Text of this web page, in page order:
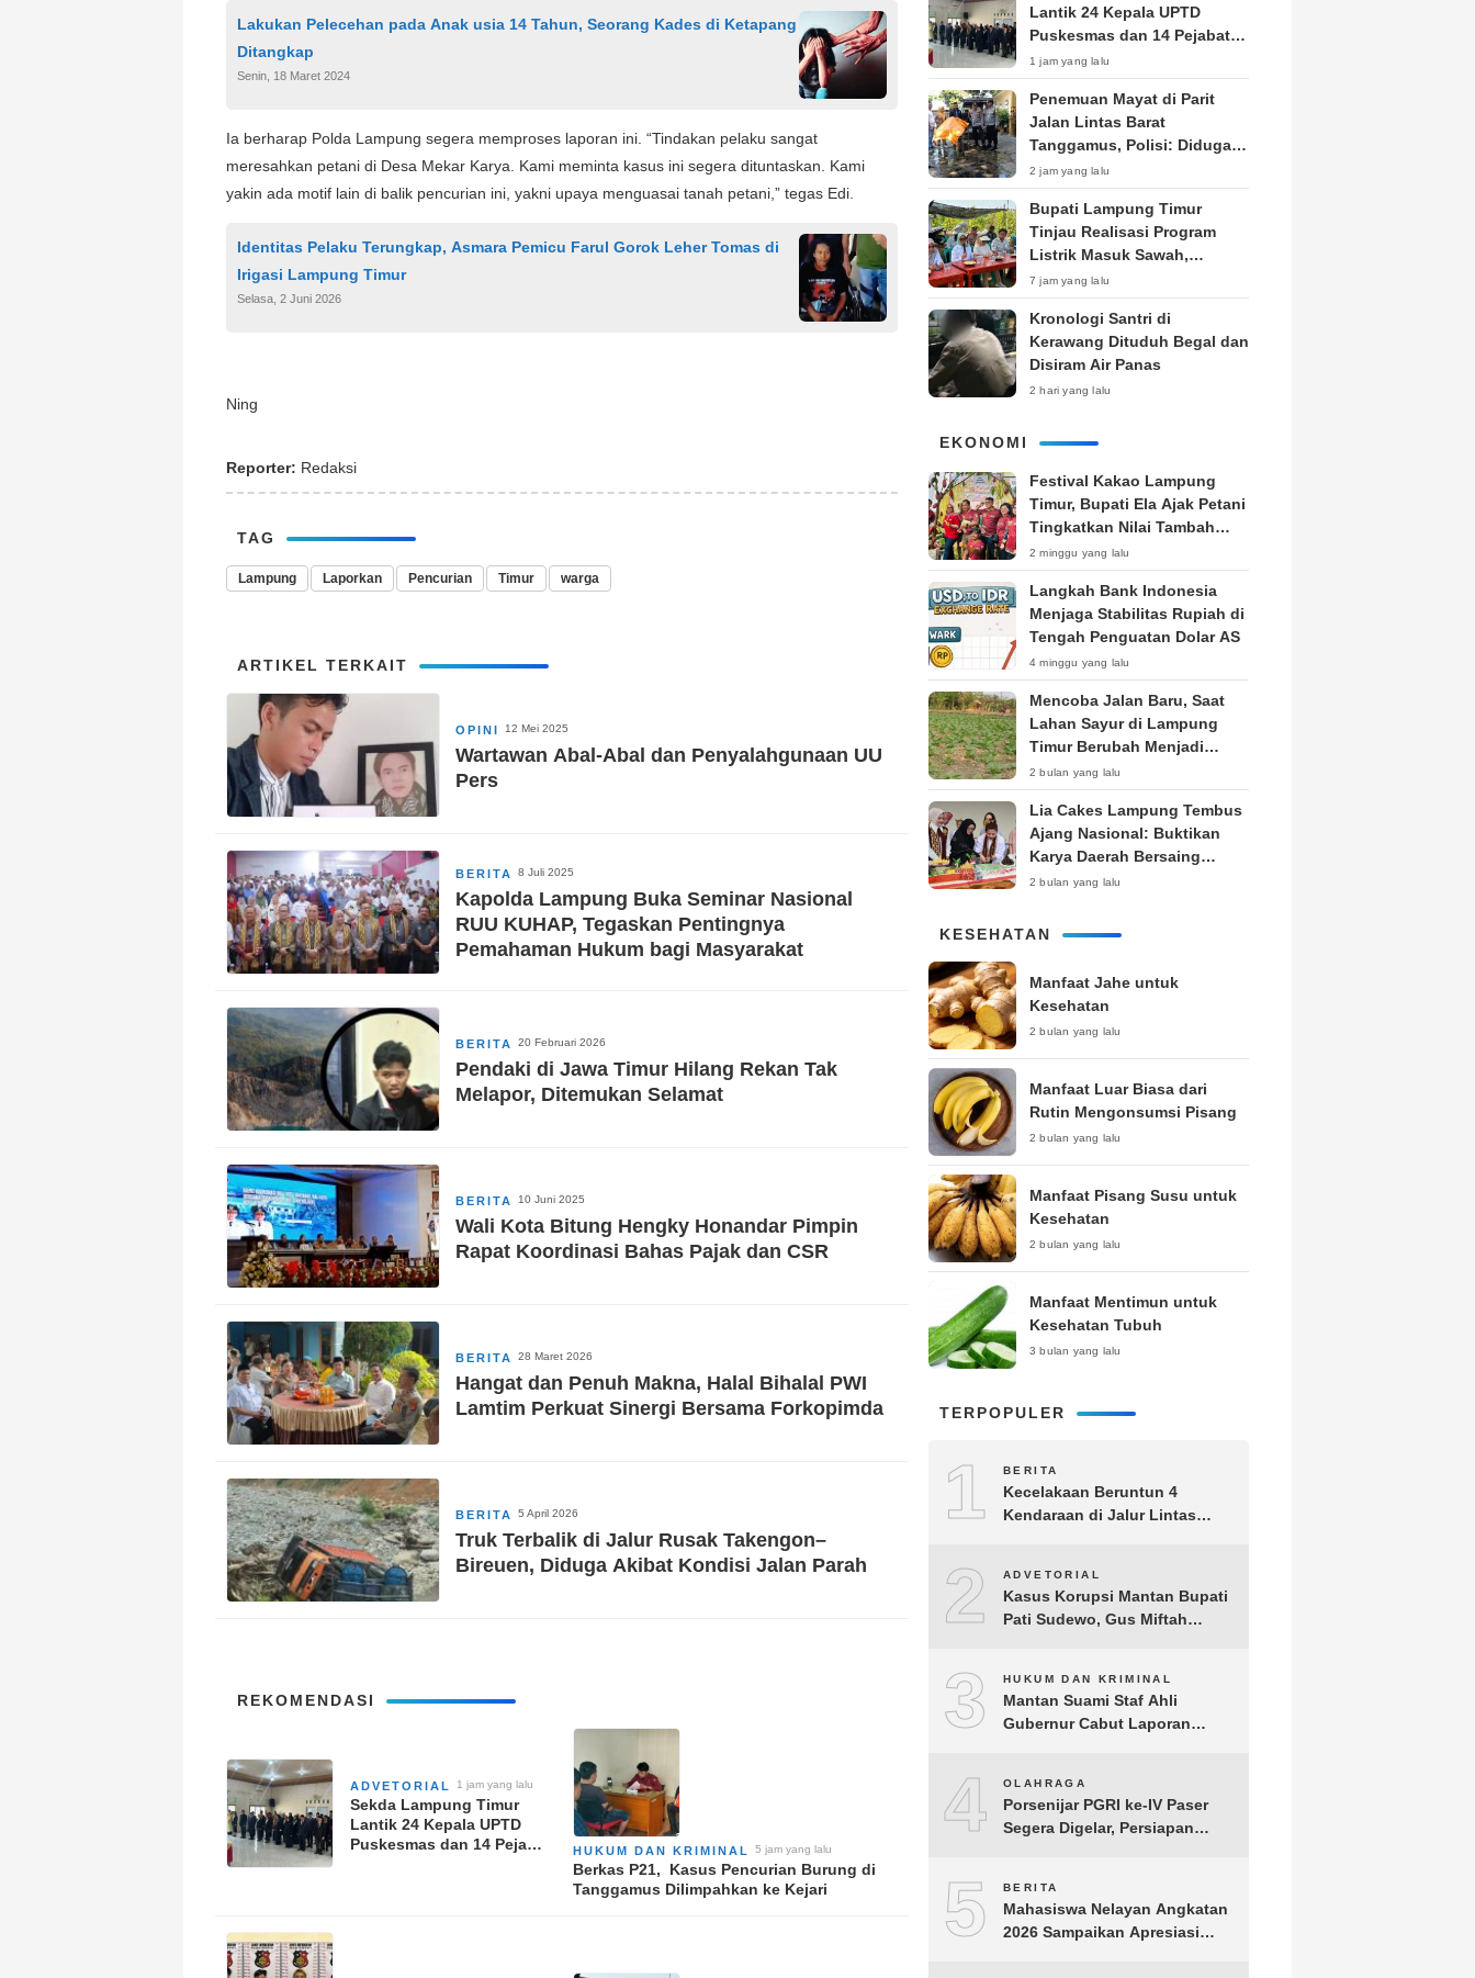
Lakukan Pelecehan pada Anak usia 14 Tahun, Seorang Kades di Ketapang
Ditangkap
Senin, 18 Maret 2024
Ia berharap Polda Lampung segera memproses laporan ini. “Tindakan pelaku sangat
meresahkan petani di Desa Mekar Karya. Kami meminta kasus ini segera dituntaskan. Kami
yakin ada motif lain di balik pencurian ini, yakni upaya menguasai tanah petani,” tegas Edi.
Identitas Pelaku Terungkap, Asmara Pemicu Farul Gorok Leher Tomas di
Irigasi Lampung Timur
Selasa, 2 Juni 2026
Ning
Reporter: Redaksi
TAG
Lampung Laporkan Pencurian Timur warga
ARTIKEL TERKAIT
OPINI 12 Mei 2025
Wartawan Abal-Abal dan Penyalahgunaan UU
Pers
BERITA 8 Juli 2025
Kapolda Lampung Buka Seminar Nasional
RUU KUHAP, Tegaskan Pentingnya
Pemahaman Hukum bagi Masyarakat
BERITA 20 Februari 2026
Pendaki di Jawa Timur Hilang Rekan Tak
Melapor, Ditemukan Selamat
BERITA 10 Juni 2025
Wali Kota Bitung Hengky Honandar Pimpin
Rapat Koordinasi Bahas Pajak dan CSR
BERITA 28 Maret 2026
Hangat dan Penuh Makna, Halal Bihalal PWI
Lamtim Perkuat Sinergi Bersama Forkopimda
BERITA 5 April 2026
Truk Terbalik di Jalur Rusak Takengon–
Bireuen, Diduga Akibat Kondisi Jalan Parah
REKOMENDASI
ADVETORIAL 1 jam yang lalu
‎Sekda Lampung Timur
Lantik 24 Kepala UPTD
Puskesmas dan 14 Pejabat
HUKUM DAN KRIMINAL 5 jam yang lalu
Berkas P21, Kasus Pencurian Burung di
Tanggamus Dilimpahkan ke Kejari
Lantik 24 Kepala UPTD
Puskesmas dan 14 Pejabat
Fungsional, Dorong Inovasi
dan Pelayanan Prima
1 jam yang lalu
Penemuan Mayat di Parit
Jalan Lintas Barat
Tanggamus, Polisi: Diduga
ODGJ
2 jam yang lalu
Bupati Lampung Timur
Tinjau Realisasi Program
Listrik Masuk Sawah,
Siapkan Subsidi KWH untuk
Petani
7 jam yang lalu
Kronologi Santri di
Kerawang Dituduh Begal dan
Disiram Air Panas
2 hari yang lalu
EKONOMI
‎Festival Kakao Lampung
Timur, Bupati Ela Ajak Petani
Tingkatkan Nilai Tambah
Produk
2 minggu yang lalu
Langkah Bank Indonesia
Menjaga Stabilitas Rupiah di
Tengah Penguatan Dolar AS
4 minggu yang lalu
Mencoba Jalan Baru, Saat
Lahan Sayur di Lampung
Timur Berubah Menjadi
Kebun Tembakau
2 bulan yang lalu
Lia Cakes Lampung Tembus
Ajang Nasional: Buktikan
Karya Daerah Bersaing
Setara Kota Besar
2 bulan yang lalu
KESEHATAN
Manfaat Jahe untuk
Kesehatan
2 bulan yang lalu
Manfaat Luar Biasa dari
Rutin Mengonsumsi Pisang
2 bulan yang lalu
Manfaat Pisang Susu untuk
Kesehatan
2 bulan yang lalu
Manfaat Mentimun untuk
Kesehatan Tubuh
3 bulan yang lalu
TERPOPULER
1 BERITA
Kecelakaan Beruntun 4
Kendaraan di Jalur Lintas
2 ADVETORIAL
Kasus Korupsi Mantan Bupati
Pati Sudewo, Gus Miftah
3 HUKUM DAN KRIMINAL
Mantan Suami Staf Ahli
Gubernur Cabut Laporan
4 OLAHRAGA
Porsenijar PGRI ke-IV Paser
Segera Digelar, Persiapan
5 BERITA
Mahasiswa Nelayan Angkatan
2026 Sampaikan Apresiasi